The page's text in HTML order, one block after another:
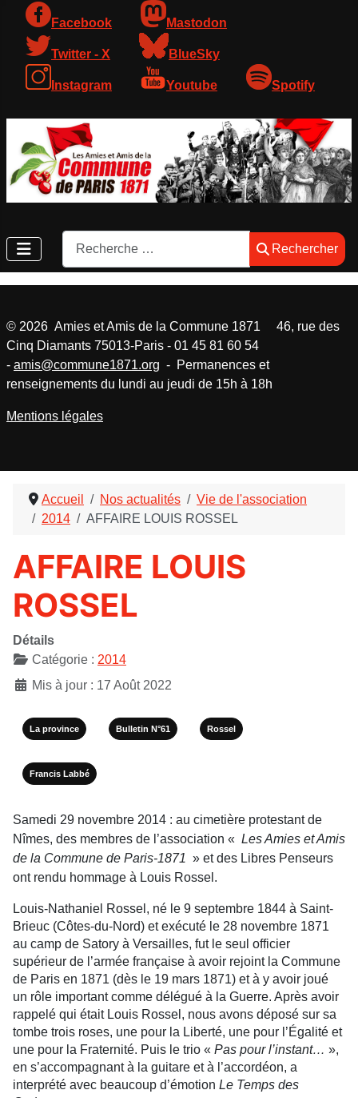
Facebook Mastodon
Twitter - X BlueSky
Instagram Youtube Spotify
Rechercher
Rechercher
Accueil Nos actualités
Vie de l'association
2014
AFFAIRE LOUIS ROSSEL
AFFAIRE LOUIS
ROSSEL
Détails
Catégorie : 2014
Mis à jour : 17 Août 2022
La province Bulletin N°61 Rossel
Francis Labbé
Samedi 29 novembre 2014 : au cimetière protestant de
Nîmes, des membres de l’association « Les Amies et Amis
de la Commune de Paris-1871 » et des Libres Penseurs
ont rendu hommage à Louis Rossel.
Louis-Nathaniel Rossel, né le 9 septembre 1844 à Saint-
Brieuc (Côtes-du-Nord) et exécuté le 28 novembre 1871
au camp de Satory à Versailles, fut le seul officier
supérieur de l’armée française à avoir rejoint la Commune
de Paris en 1871 (dès le 19 mars 1871) et à y avoir joué
un rôle important comme délégué à la Guerre. Après avoir
rappelé qui était Louis Rossel, nous avons déposé sur sa
tombe trois roses, une pour la Liberté, une pour l’Égalité et
une pour la Fraternité. Puis le trio « Pas pour l’instant… »,
en s’accompagnant à la guitare et à l’accordéon, a
interprété avec beaucoup d’émotion Le Temps des
© 2026 Amies et Amis de la Commune 1871 46, rue des
Cinq Diamants 75013-Paris - 01 45 81 60 54
- amis@commune1871.org - Permanences et
renseignements du lundi au jeudi de 15h à 18h
Mentions légales